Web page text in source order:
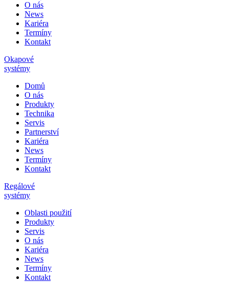
O nás
News
Kariéra
Termíny
Kontakt
Okapové
systémy
Domů
O nás
Produkty
Technika
Servis
Partnerství
Kariéra
News
Termíny
Kontakt
Regálové
systémy
Oblasti použití
Produkty
Servis
O nás
Kariéra
News
Termíny
Kontakt